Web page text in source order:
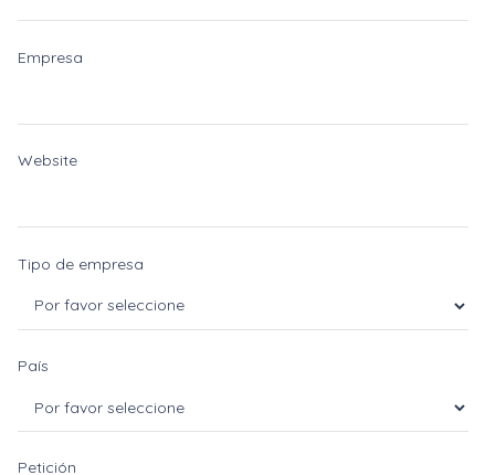
Empresa
Website
Tipo de empresa
País
Petición